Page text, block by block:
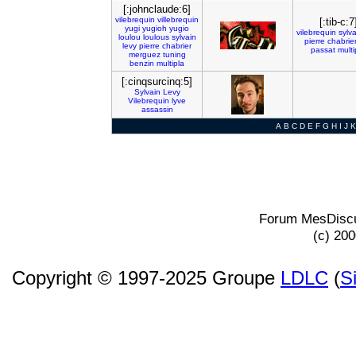
[:johnclaude:6]
vilebrequin villebrequin
yugi yugioh yugio
loulou loulous sylvain
levy pierre chabrier
merguez tuning
benzin multipla
[:tib-
vilebrequin
pierre chabrier
passat
[:cinqsurcinq:5]
Sylvain Levy
Vilebrequin lyve
assassin
A B C D E F G H I J K
Forum
(c)
Copyright © 1997-2025 Groupe LDLC (